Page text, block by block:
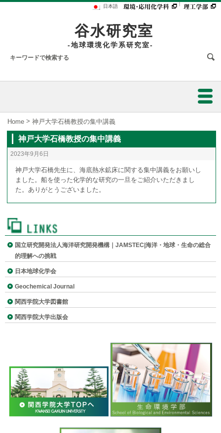
日本語
｜
谷水研究室
-地球環境化学系研究室-
ホーム
研究業績
研究内容
農産物や工業材料の原産地判別のための同位体指標の確立
無機元素同位体存在度の高精度・高確度測定
スタッフ
メンバー
研究室について
Home > 神戸大学石橋教授の集中講義
神戸大学石橋教授の集中講義
2023年9月6日
神戸大学石橋先生に、海底熱水鉱床に関する集中講義をお願いし
ました。船を使った化学的な研究の一旦をご紹介いただきまし
た。ありがとうございました。
国立研究開発法人海洋研究開発機構｜JAMSTEC|海洋・地球・生命の総合
的理解への挑戦
日本地球化学会
Geochemical Journal
関西学院大学図書館
関西学院大学出版会